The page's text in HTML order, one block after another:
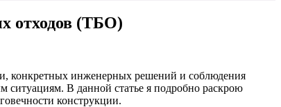
отходов (ТБО)
конкретных инженерных решений и соблюдения
ситуациям. В данной статье я подробно раскрою
конструкции.